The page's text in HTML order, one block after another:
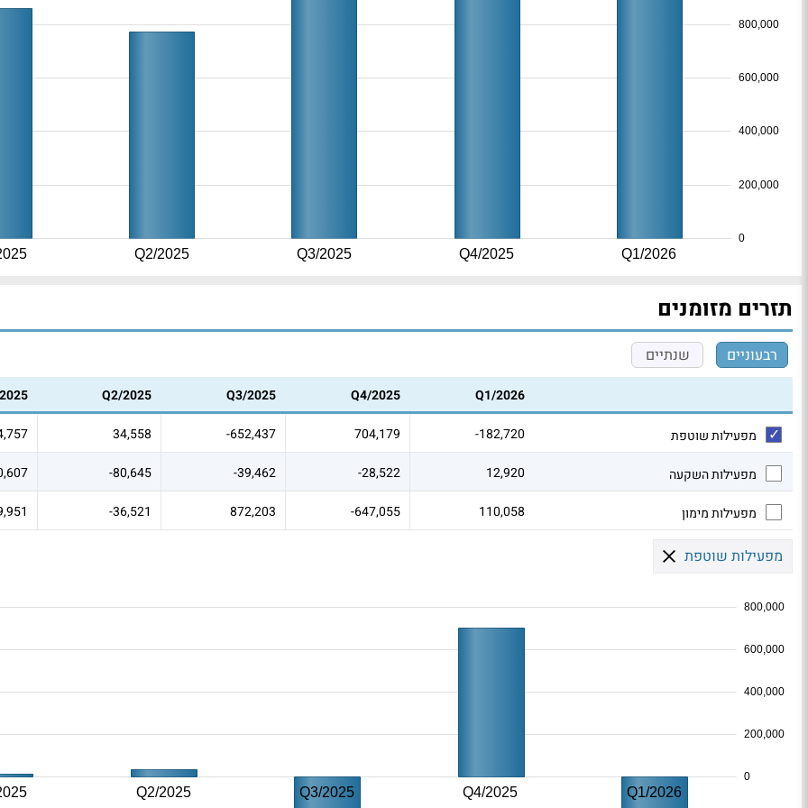
Q1/2026
Q4/2025
Q3/2025
Q2/2025
0
200,000
400,000
600,000
800,000
תזרים מזומנים
רבעוניים שנתיים
Q1/2026
Q4/2025
Q3/2025
Q2/2025
מפעילות שוטפת -182,720
704,179
-652,437
34,558
מפעילות השקעה 12,920
-28,522
-39,462
-80,645
מפעילות מימון 110,058
-647,055
872,203
-36,521
מפעילות שוטפת
Q1/2026
Q4/2025
Q3/2025
Q2/2025
0
200,000
400,000
600,000
800,000